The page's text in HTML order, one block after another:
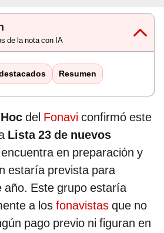
de la nota con IA
Resumen
del Fonavi confirmó este
Lista 23 de nuevos
en preparación y
estaría prevista para
año. Este grupo estaría
a los fonavistas que no
pago previo ni figuran en